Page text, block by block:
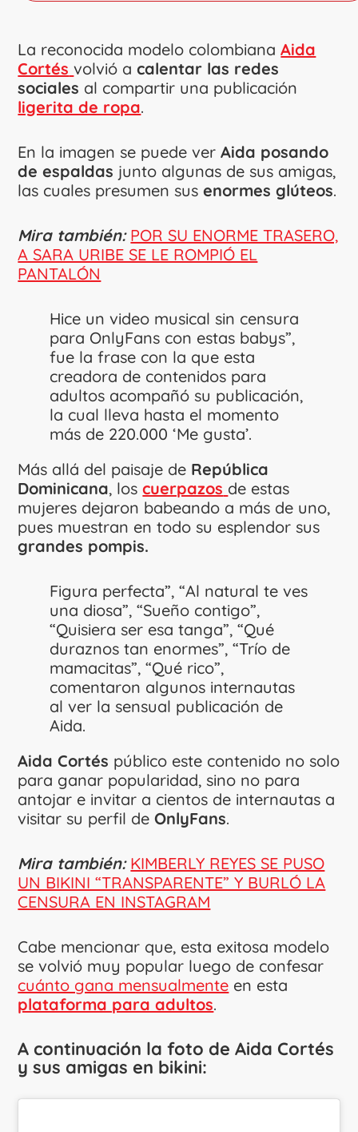
La reconocida modelo colombianaAida
Cortés volvió acalentar las redes
sociales al compartir una publicación
ligerita de ropa.
En la imagen se puede verAida posando
de espaldas junto algunas de sus amigas,
las cuales presumen susenormes glúteos.
Mira también: POR SU ENORME TRASERO,
A SARA URIBE SE LE ROMPIÓ EL
PANTALÓN
Hice un video musical sin censura
para OnlyFans con estas babys”,
fue la frase con la que esta
creadora de contenidos para
adultos acompañó su publicación,
la cual lleva hasta el momento
más de 220.000 ‘Me gusta’.
Más allá del paisaje de República
Dominicana, loscuerpazos de estas
mujeres dejaron babeando a más de uno,
pues muestran en todo su esplendor sus
grandes pompis.
Figura perfecta”, “Al natural te ves
una diosa”, “Sueño contigo”,
“Quisiera ser esa tanga”, “Qué
duraznos tan enormes”, “Trío de
mamacitas”, “Qué rico”,
comentaron algunos internautas
al ver la sensual publicación de
Aida.
Aida Cortés público este contenido no solo
para ganar popularidad, sino no para
antojar e invitar a cientos de internautas a
visitar su perfil deOnlyFans.
Mira también: KIMBERLY REYES SE PUSO
UN BIKINI “TRANSPARENTE” Y BURLÓ LA
CENSURA EN INSTAGRAM
Cabe mencionar que, esta exitosa modelo
se volvió muy popular luego de confesar
cuánto gana mensualmente en esta
plataforma para adultos.
A continuación la foto de Aida Cortés
y sus amigas en bikini: